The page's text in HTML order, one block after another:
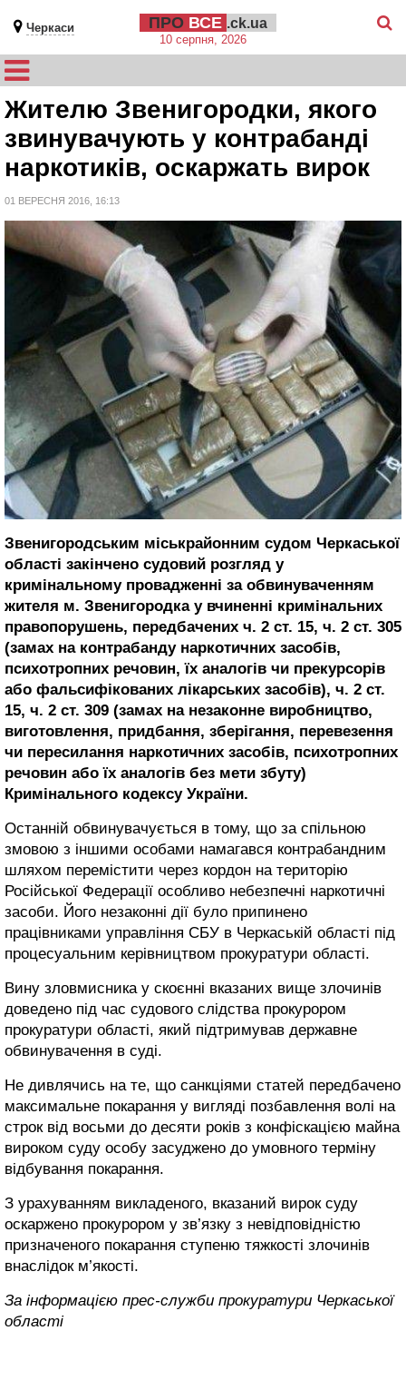
Черкаси ПРО ВСЕ .ck.ua
10 серпня, 2026
Жителю Звенигородки, якого
звинувачують у контрабанді
наркотиків, оскаржать вирок
01 ВЕРЕСНЯ 2016, 16:13
Звенигородським міськрайонним судом Черкаської
області закінчено судовий розгляд у
кримінальному провадженні за обвинуваченням
жителя м. Звенигородка у вчиненні кримінальних
правопорушень, передбачених ч. 2 ст. 15, ч. 2 ст. 305
(замах на контрабанду наркотичних засобів,
психотропних речовин, їх аналогів чи прекурсорів
або фальсифікованих лікарських засобів), ч. 2 ст.
15, ч. 2 ст. 309 (замах на незаконне виробництво,
виготовлення, придбання, зберігання, перевезення
чи пересилання наркотичних засобів, психотропних
речовин або їх аналогів без мети збуту)
Кримінального кодексу України.
Останній обвинувачується в тому, що за спільною
змовою з іншими особами намагався контрабандним
шляхом перемістити через кордон на територію
Російської Федерації особливо небезпечні наркотичні
засоби. Його незаконні дії було припинено
працівниками управління СБУ в Черкаській області під
процесуальним керівництвом прокуратури області.
Вину зловмисника у скоєнні вказаних вище злочинів
доведено під час судового слідства прокурором
прокуратури області, який підтримував державне
обвинувачення в суді.
Не дивлячись на те, що санкціями статей передбачено
максимальне покарання у вигляді позбавлення волі на
строк від восьми до десяти років з конфіскацією майна
вироком суду особу засуджено до умовного терміну
відбування покарання.
З урахуванням викладеного, вказаний вирок суду
оскаржено прокурором у зв’язку з невідповідністю
призначеного покарання ступеню тяжкості злочинів
внаслідок м’якості.
За інформацією прес-служби прокуратури Черкаської
області